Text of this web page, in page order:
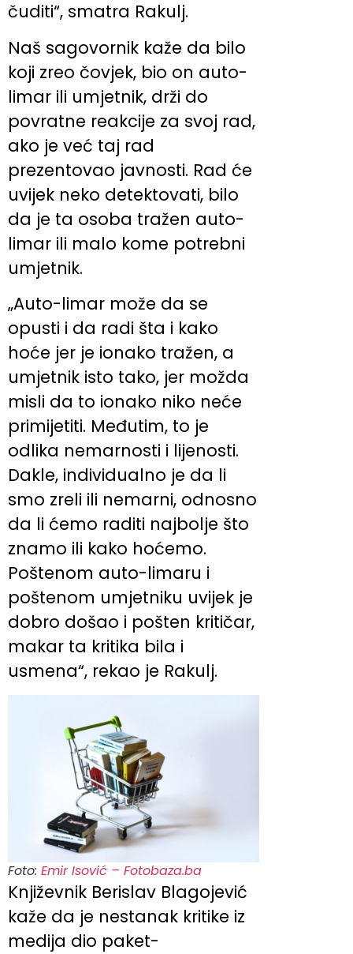
čuditi“, smatra Rakulj.
Naš sagovornik kaže da bilo
koji zreo čovjek, bio on auto-
limar ili umjetnik, drži do
povratne reakcije za svoj rad,
ako je već taj rad
prezentovao javnosti. Rad će
uvijek neko detektovati, bilo
da je ta osoba tražen auto-
limar ili malo kome potrebni
umjetnik.
„Auto-limar može da se
opusti i da radi šta i kako
hoće jer je ionako tražen, a
umjetnik isto tako, jer možda
misli da to ionako niko neće
primijetiti. Međutim, to je
odlika nemarnosti i lijenosti.
Dakle, individualno je da li
smo zreli ili nemarni, odnosno
da li ćemo raditi najbolje što
znamo ili kako hoćemo.
Poštenom auto-limaru i
poštenom umjetniku uvijek je
dobro došao i pošten kritičar,
makar ta kritika bila i
usmena“, rekao je Rakulj.
Foto: Emir Isović – Fotobaza.ba
Književnik Berislav Blagojević
kaže da je nestanak kritike iz
medija dio paket-